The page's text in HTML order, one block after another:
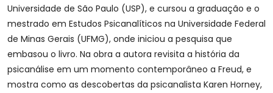
Universidade de São Paulo (USP), e cursou a graduação e o
mestrado em Estudos Psicanalíticos na Universidade Federal
de Minas Gerais (UFMG), onde iniciou a pesquisa que
embasou o livro. Na obra a autora revisita a história da
psicanálise em um momento contemporâneo a Freud, e
mostra como as descobertas da psicanalista Karen Horney,